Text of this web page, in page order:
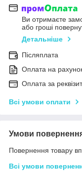
Ви отримаєте
або гроші
Детальніше
Післяплата
Оплата на
Оплата за
Всі умови оплати
Умови
Повернення товару
Всі умови